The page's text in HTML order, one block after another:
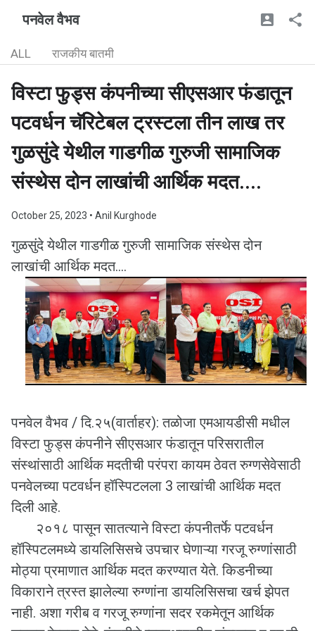
पनवेल वैभव
ALL राजकीय बातमी
विस्टा फुड्स कंपनीच्या सीएसआर फंडातून
पटवर्धन चॅरिटेबल ट्रस्टला तीन लाख तर
गुळसुंदे येथील गाडगीळ गुरुजी सामाजिक
संस्थेस दोन लाखांची आर्थिक मदत....
October 25, 2023 • Anil Kurghode
गुळसुंदे येथील गाडगीळ गुरुजी सामाजिक संस्थेस दोन
लाखांची आर्थिक मदत....
पनवेल वैभव / दि.२५(वार्ताहर): तळोजा एमआयडीसी मधील
विस्टा फुड्स कंपनीने सीएसआर फंडातून परिसरातील
संस्थांसाठी आर्थिक मदतीची परंपरा कायम ठेवत रुग्णसेवेसाठी
पनवेलच्या पटवर्धन हॉस्पिटलला 3 लाखांची आर्थिक मदत
दिली आहे.
२०१८ पासून सातत्याने विस्टा कंपनीतर्फे पटवर्धन
हॉस्पिटलमध्ये डायलिसिसचे उपचार घेणाऱ्या गरजू रुग्णांसाठी
मोठ्या प्रमाणात आर्थिक मदत करण्यात येते. किडनीच्या
विकाराने त्रस्त झालेल्या रुग्णांना डायलिसिसचा खर्च झेपत
नाही. अशा गरीब व गरजू रुग्णांना सदर रकमेतून आर्थिक